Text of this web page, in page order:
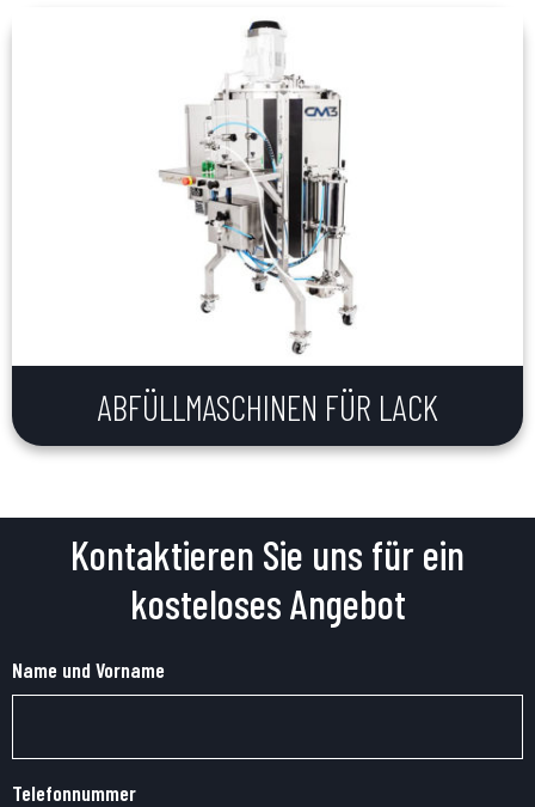
ABFÜLLMASCHINEN FÜR LACK
Kontaktieren Sie uns für ein
kosteloses Angebot
Name und Vorname
Telefonnummer